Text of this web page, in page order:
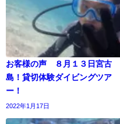
お客様の声 ８月１３日宮古
島！貸切体験ダイビングツア
ー！
2022年1月17日